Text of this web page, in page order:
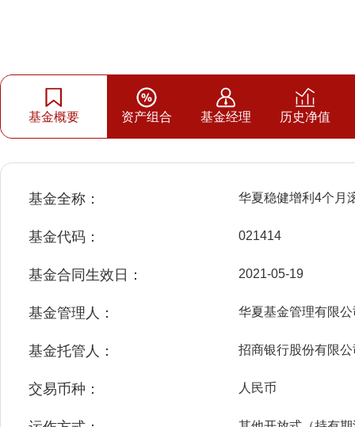
基金概要 资产组合 基金经理 历史净值
基金全称： 华夏稳健增利4个月
基金代码： 021414
基金合同生效日： 2021-05-19
基金管理人： 华夏基金管理有限公
基金托管人： 招商银行股份有限公
交易币种： 人民币